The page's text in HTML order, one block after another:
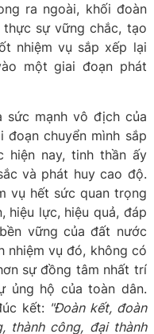
ra ngoài, khối đoàn
sự vững chắc, tạo
nhiệm vụ sắp xếp lại
một giai đoạn phát
sức mạnh vô địch của
đoạn chuyển mình sắp
hiện nay, tinh thần ấy
và phát huy cao độ.
vụ hết sức quan trọng
hiệu lực, hiệu quả, đáp
vững của đất nước
nhiệm vụ đó, không có
sự đồng tâm nhất trí
ủng hộ của toàn dân.
kết: "Đoàn kết, đoàn
thành công, đại thành